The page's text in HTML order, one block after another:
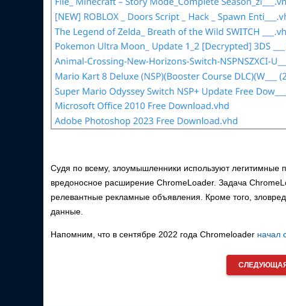
Судя по всему, злоумышленники используют легитимные
вредоносное расширение ChromeLoader. Задача
релевантные рекламные объявления. Кроме того,
данные.
Напомним, что в сентябре 2022 года Chromeloader начал